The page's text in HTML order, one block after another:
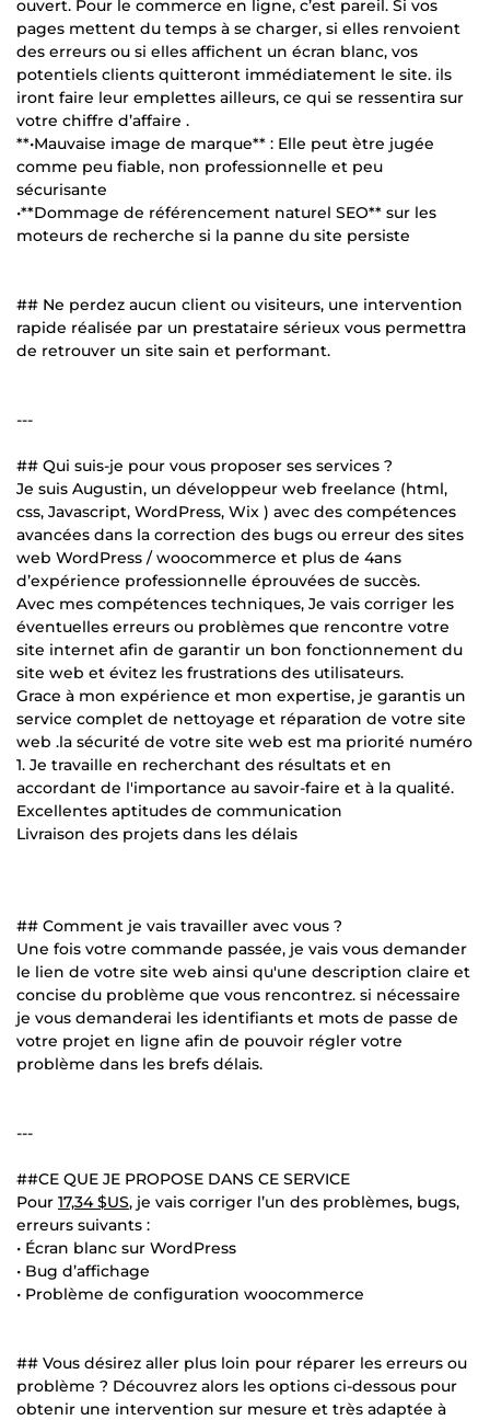
ouvert. Pour le commerce en ligne, c’est pareil. Si vos
pages mettent du temps à se charger, si elles renvoient
des erreurs ou si elles affichent un écran blanc, vos
potentiels clients quitteront immédiatement le site. ils
iront faire leur emplettes ailleurs, ce qui se ressentira sur
votre chiffre d’affaire .
**•Mauvaise image de marque** : Elle peut ètre jugée
comme peu fiable, non professionnelle et peu
sécurisante
•**Dommage de référencement naturel SEO** sur les
moteurs de recherche si la panne du site persiste
## Ne perdez aucun client ou visiteurs, une intervention
rapide réalisée par un prestataire sérieux vous permettra
de retrouver un site sain et performant.
---
## Qui suis-je pour vous proposer ses services ?
Je suis Augustin, un développeur web freelance (html,
css, Javascript, WordPress, Wix ) avec des compétences
avancées dans la correction des bugs ou erreur des sites
web WordPress / woocommerce et plus de 4ans
d’expérience professionnelle éprouvées de succès.
Avec mes compétences techniques, Je vais corriger les
éventuelles erreurs ou problèmes que rencontre votre
site internet afin de garantir un bon fonctionnement du
site web et évitez les frustrations des utilisateurs.
Grace à mon expérience et mon expertise, je garantis un
service complet de nettoyage et réparation de votre site
web .la sécurité de votre site web est ma priorité numéro
1. Je travaille en recherchant des résultats et en
accordant de l'importance au savoir-faire et à la qualité.
Excellentes aptitudes de communication
Livraison des projets dans les délais
## Comment je vais travailler avec vous ?
Une fois votre commande passée, je vais vous demander
le lien de votre site web ainsi qu'une description claire et
concise du problème que vous rencontrez. si nécessaire
je vous demanderai les identifiants et mots de passe de
votre projet en ligne afin de pouvoir régler votre
problème dans les brefs délais.
---
##CE QUE JE PROPOSE DANS CE SERVICE
Pour 17,34 $US, je vais corriger l’un des problèmes, bugs,
erreurs suivants :
• Écran blanc sur WordPress
• Bug d’affichage
• Problème de configuration woocommerce
## Vous désirez aller plus loin pour réparer les erreurs ou
problème ? Découvrez alors les options ci-dessous pour
obtenir une intervention sur mesure et très adaptée à